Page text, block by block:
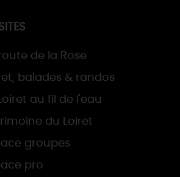
de la Rose
balades & randos
au fil de l'eau
du Loiret
groupes
pro